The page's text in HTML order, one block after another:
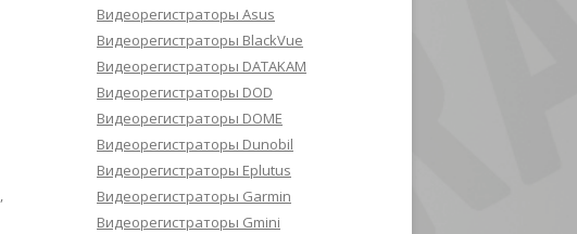
,
Видеорегистраторы Asus
Видеорегистраторы BlackVue
Видеорегистраторы DATAKAM
Видеорегистраторы DOD
Видеорегистраторы DOME
Видеорегистраторы Dunobil
Видеорегистраторы Eplutus
Видеорегистраторы Garmin
Видеорегистраторы Gmini